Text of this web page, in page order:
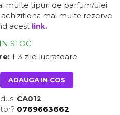
multe tipuri de parfum/ulei
mai multe rezerve
acest link.
IN STOC
1-3 zile lucratoare
ADAUGA IN COS
CA012
0769663662